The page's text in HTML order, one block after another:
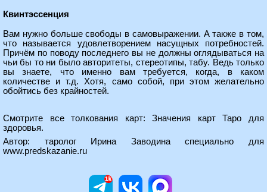
Квинтэссенция
Вам нужно больше свободы в самовыражении. А также в том,
что называется удовлетворением насущных потребностей.
Причём по поводу последнего вы не должны оглядываться на
чьи бы то ни было авторитеты, стереотипы, табу. Ведь только
вы знаете, что именно вам требуется, когда, в каком
количестве и т.д. Хотя, само собой, при этом желательно
обойтись без крайностей.
Смотрите все толкования карт:Значения карт Таро для
здоровья.
Автор: таролог Ирина Заводина специально для
www.predskazanie.ru